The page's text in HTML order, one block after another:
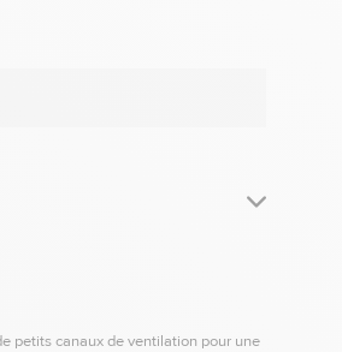
petits canaux de ventilation pour une